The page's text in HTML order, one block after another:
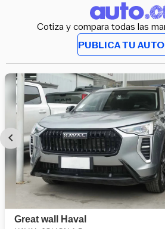
Cotiza y compara todas las
PUBLICA TU